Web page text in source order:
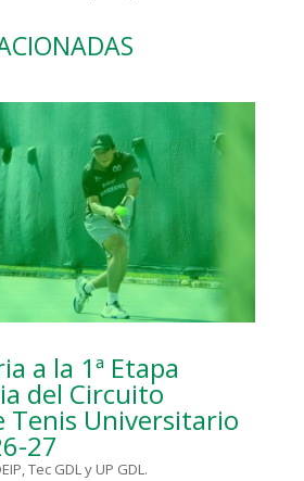
a la 1ª Etapa
del Circuito
Tenis Universitario
27
Tec GDL y UP GDL.